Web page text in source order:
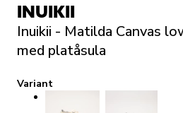
INUIKII
Inuikii - Matilda Canvas
med platåsula
Variant